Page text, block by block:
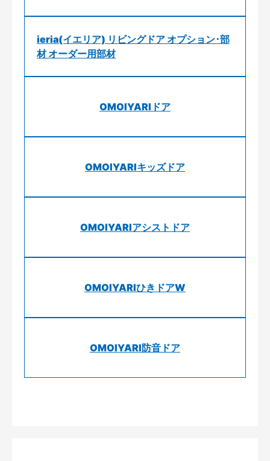
ieria(イエリア) リビングドア オプション･部
材 オーダー用部材
OMOIYARIドア
OMOIYARIキッズドア
OMOIYARIアシストドア
OMOIYARIひきドアW
OMOIYARI防音ドア